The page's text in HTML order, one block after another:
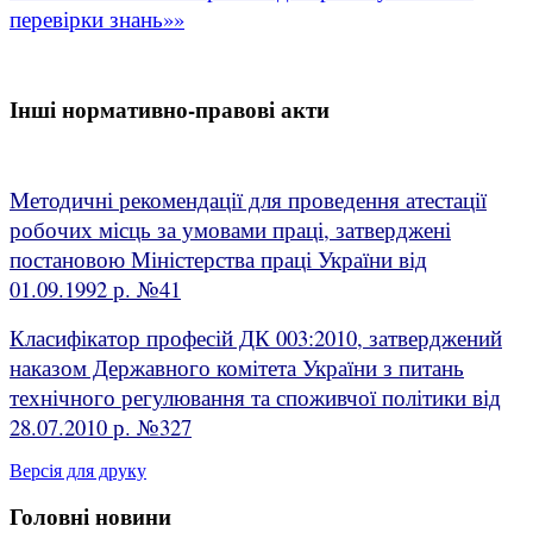
перевірки знань»»
Інші нормативно-правові акти
Методичні рекомендації для проведення атестації
робочих місць за умовами праці, затверджені
постановою Міністерства праці України від
01.09.1992 р. №41
Класифікатор професій ДК 003:2010, затверджений
наказом Державного комітета України з питань
технічного регулювання та споживчої політики від
28.07.2010 р. №327
Версія для друку
Головні новини